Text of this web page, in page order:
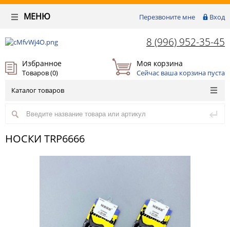
Перезвоните мне Вход
МЕНЮ
8 (996) 952-35-45
Избранное
Товаров (0)
Моя корзина
Сейчас ваша корзина пуста
Каталог товаров
НОСКИ TRP6666